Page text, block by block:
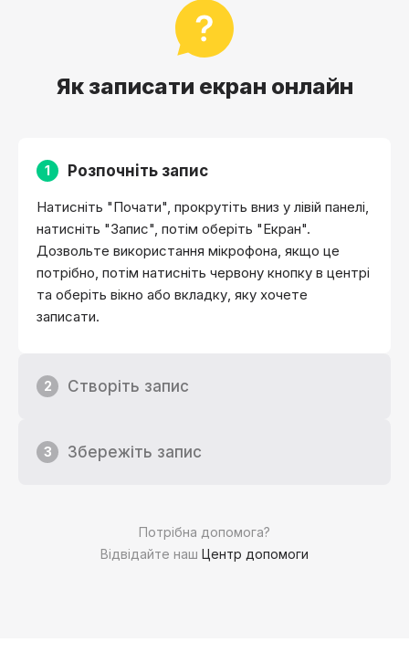
Як записати екран онлайн
Потрібна допомога?
Відвідайте наш Центр допомоги
1 Розпочніть запис
Натисніть "Почати", прокрутіть вниз у лівій панелі,
натисніть "Запис", потім оберіть "Екран".
Дозвольте використання мікрофона, якщо це
потрібно, потім натисніть червону кнопку в центрі
та оберіть вікно або вкладку, яку хочете
записати.
2 Створіть запис
3 Збережіть запис